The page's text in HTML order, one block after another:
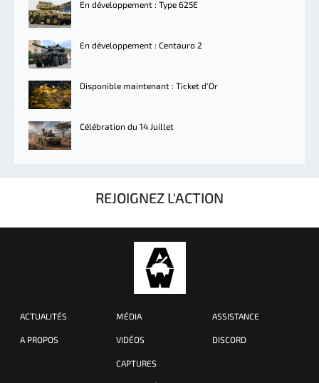
En développement : Type 625E
En développement : Centauro 2
Disponible maintenant : Ticket d'Or
Célébration du 14 Juillet
REJOIGNEZ L'ACTION
ACTUALITÉS
A PROPOS
MÉDIA
VIDÉOS
CAPTURES
ASSISTANCE
DISCORD